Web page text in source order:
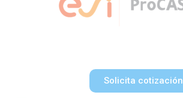
Solicita cotización